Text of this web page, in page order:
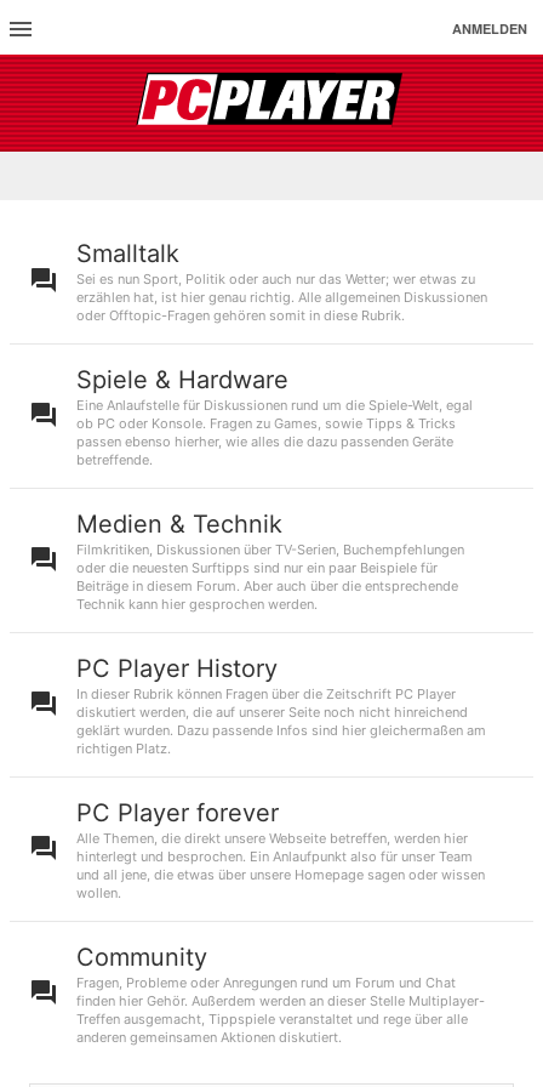
ANMELDEN
Smalltalk
Sei es nun Sport, Politik oder auch nur das Wetter; wer etwas zu
erzählen hat, ist hier genau richtig. Alle allgemeinen Diskussionen
oder Offtopic-Fragen gehören somit in diese Rubrik.
Spiele & Hardware
Eine Anlaufstelle für Diskussionen rund um die Spiele-Welt, egal
ob PC oder Konsole. Fragen zu Games, sowie Tipps & Tricks
passen ebenso hierher, wie alles die dazu passenden Geräte
betreffende.
Medien & Technik
Filmkritiken, Diskussionen über TV-Serien, Buchempfehlungen
oder die neuesten Surftipps sind nur ein paar Beispiele für
Beiträge in diesem Forum. Aber auch über die entsprechende
Technik kann hier gesprochen werden.
PC Player History
In dieser Rubrik können Fragen über die Zeitschrift PC Player
diskutiert werden, die auf unserer Seite noch nicht hinreichend
geklärt wurden. Dazu passende Infos sind hier gleichermaßen am
richtigen Platz.
PC Player forever
Alle Themen, die direkt unsere Webseite betreffen, werden hier
hinterlegt und besprochen. Ein Anlaufpunkt also für unser Team
und all jene, die etwas über unsere Homepage sagen oder wissen
wollen.
Community
Fragen, Probleme oder Anregungen rund um Forum und Chat
finden hier Gehör. Außerdem werden an dieser Stelle Multiplayer-
Treffen ausgemacht, Tippspiele veranstaltet und rege über alle
anderen gemeinsamen Aktionen diskutiert.